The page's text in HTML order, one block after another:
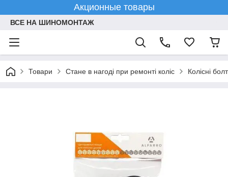
Акционные товары
ВСЕ НА ШИНОМОНТАЖ
Товари Стане в нагоді при ремонті коліс Колісні